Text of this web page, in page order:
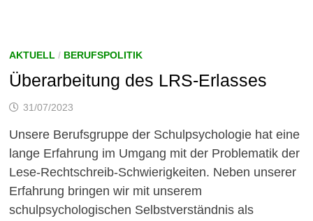
AKTUELL/ BERUFSPOLITIK
Überarbeitung des LRS-Erlasses
31/07/2023
Unsere Berufsgruppe der Schulpsychologie hat eine
lange Erfahrung im Umgang mit der Problematik der
Lese-Rechtschreib-Schwierigkeiten. Neben unserer
Erfahrung bringen wir mit unserem
schulpsychologischen Selbstverständnis als